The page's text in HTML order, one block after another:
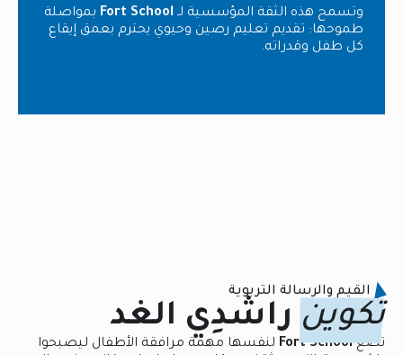
وتسمح هذه الثقة المؤسسية لـ Fort School بمواصلة
طموحها: تقديم تعليم رصين وحيوي يحترم بعمق إيقاع
كل طفل وقدراته.
القيم والرسالة التربوية
تكوين راشدِي الغد
تضعFort School لنفسها مهمة مرافقة الأطفال ليصبحوا